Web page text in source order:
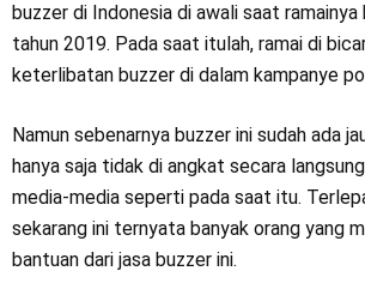
buzzer di Indonesia di awali saat
tahun 2019. Pada saat itulah, ramai di
keterlibatan buzzer di dalam kampanye
Namun sebenarnya buzzer ini sudah ada
hanya saja tidak di angkat secara
media-media seperti pada saat itu.
sekarang ini ternyata banyak orang yang
bantuan dari jasa buzzer ini.